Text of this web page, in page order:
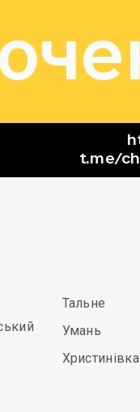
Тальне
Умань
Христинівка